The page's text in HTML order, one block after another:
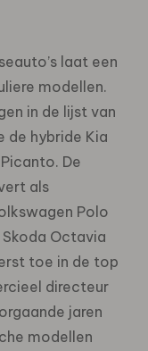
laat een
modellen.
in de lijst van
de hybride Kia
De
als
Polo
Octavia
toe in de top
directeur
jaren
modellen